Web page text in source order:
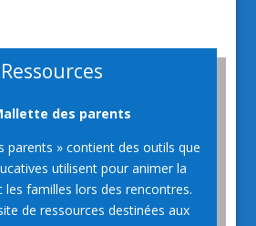
Ressources
des parents
parents » contient des outils que
utilisent pour animer la
les familles lors des rencontres.
de ressources destinées aux